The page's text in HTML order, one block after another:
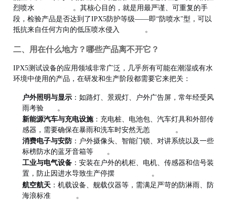
烈喷水
。其核心目的，就是用最严谨、可重复的手
段，检验产品是否达到了IPX5防护等级——即“防喷水"型，可以
抵抗来自任何方向的低压喷水侵入
。
二、用在什么地方？哪些产品离不开它？
IPX5测试设备的应用领域非常广泛，几乎所有可能在潮湿或有水
环境中使用的产品，在研发和生产阶段都需要它来把关：
户外照明与显示 ：如路灯、景观灯、户外广告屏，常年经受风
雨考验
。
新能源汽车与充电设施：充电桩、电池包、汽车灯具和外部传
感器，需要确保在暴雨和洗车时安然无恙
。
消费电子与安防 ：户外摄像头、智能门锁、对讲系统以及一些
标榜防水的蓝牙音箱等
。
工业与电气设备 ：安装在户外的机柜、电机、传感器和信号装
置，防止因进水导致生产停摆
。
航空航天 ：机载设备、舰载仪器等，需满足严苛的防淋雨、防
海浪标准
。